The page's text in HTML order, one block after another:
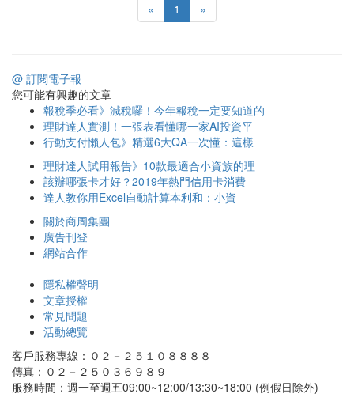
« 1 »
@ 訂閱電子報
您可能有興趣的文章
報稅季必看》減稅囉！今年報稅一定要知道的
理財達人實測！一張表看懂哪一家AI投資平
行動支付懶人包》精選6大QA一次懂：這樣
理財達人試用報告》10款最適合小資族的理
該辦哪張卡才好？2019年熱門信用卡消費
達人教你用Excel自動計算本利和：小資
關於商周集團
廣告刊登
網站合作
隱私權聲明
文章授權
常見問題
活動總覽
客戶服務專線：０２－２５１０８８８８
傳真：０２－２５０３６９８９
服務時間：週一至週五09:00~12:00/13:30~18:00 (例假日除外)